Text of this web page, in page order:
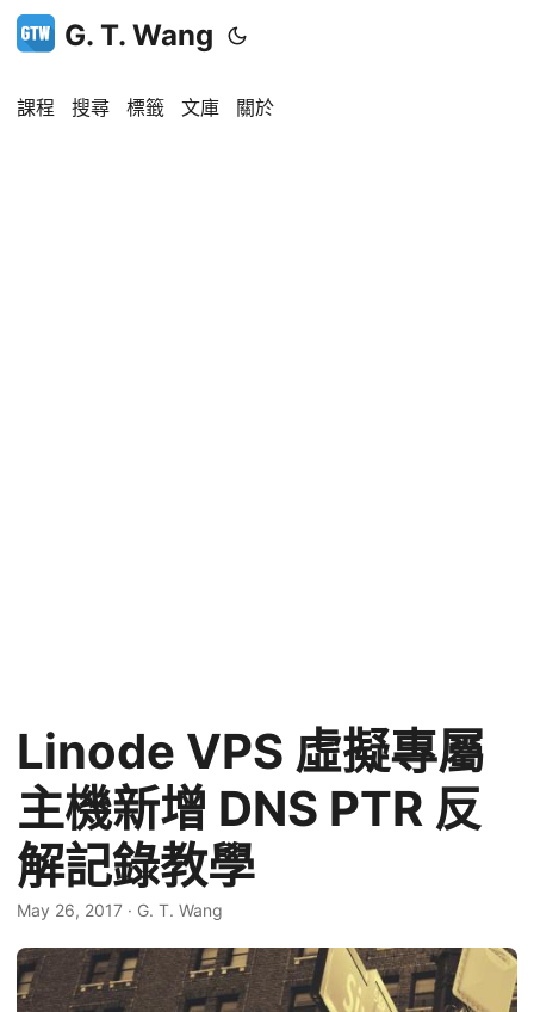
G. T. Wang
課程 搜尋 標籤 文庫 關於
Linode VPS 虛擬專屬
主機新增 DNS PTR 反
解記錄教學
May 26, 2017 · G. T. Wang